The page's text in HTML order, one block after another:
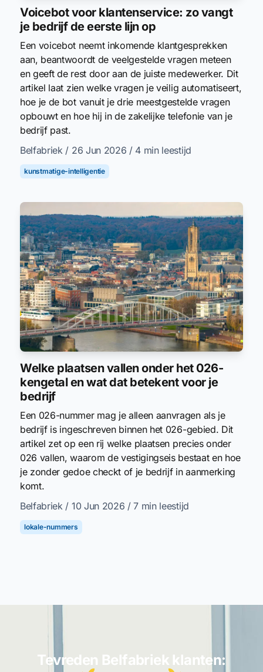
Voicebot voor klantenservice: zo vangt
je bedrijf de eerste lijn op
Een voicebot neemt inkomende klantgesprekken
aan, beantwoordt de veelgestelde vragen meteen
en geeft de rest door aan de juiste medewerker. Dit
artikel laat zien welke vragen je veilig automatiseert,
hoe je de bot vanuit je drie meestgestelde vragen
opbouwt en hoe hij in de zakelijke telefonie van je
bedrijf past.
Belfabriek / 26 Jun 2026 / 4 min leestijd
kunstmatige-intelligentie
Welke plaatsen vallen onder het 026-
kengetal en wat dat betekent voor je
bedrijf
Een 026-nummer mag je alleen aanvragen als je
bedrijf is ingeschreven binnen het 026-gebied. Dit
artikel zet op een rij welke plaatsen precies onder
026 vallen, waarom de vestigingseis bestaat en hoe
je zonder gedoe checkt of je bedrijf in aanmerking
komt.
Belfabriek / 10 Jun 2026 / 7 min leestijd
lokale-nummers
Tevreden Belfabriek klanten: